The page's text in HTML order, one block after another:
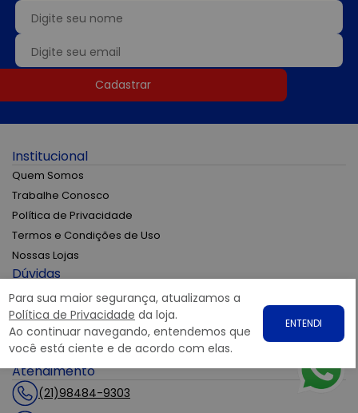
Para sua maior segurança, atualizamos a
Política de Privacidade da loja.
Ao continuar navegando, entendemos que
você está ciente e de acordo com elas.
ENTENDI
Cadastrar
Institucional
Quem Somos
Trabalhe Conosco
Política de Privacidade
Termos e Condições de Uso
Nossas Lojas
Dúvidas
Formas de Pagamento
Frete e Entrega
Troca e devolução
Fale conosco
Atendimento
(21)98484-9303